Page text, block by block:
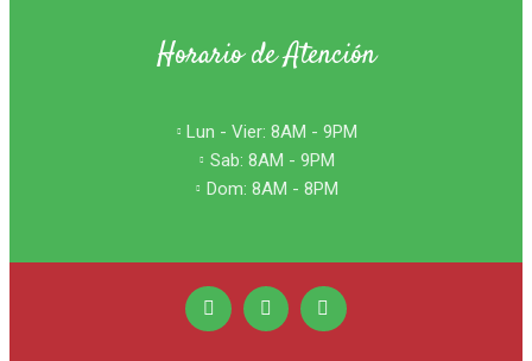
Horario de Atención
Lun - Vier: 8AM - 9PM
Sab: 8AM - 9PM
Dom: 8AM - 8PM